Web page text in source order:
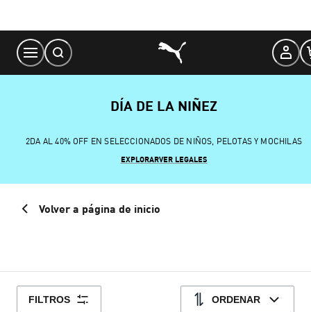
Content
DÍA DE LA NIÑEZ
2DA AL 40% OFF EN SELECCIONADOS DE NIÑOS, PELOTAS Y MOCHILAS
EXPLORARVER LEGALES
Volver a página de inicio
FILTROS ORDENAR